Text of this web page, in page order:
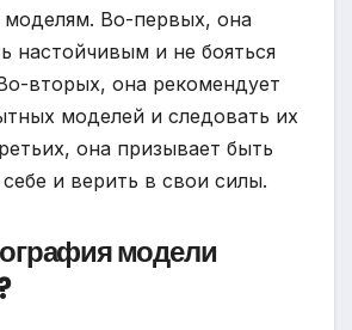
Во-первых, она
настойчивым и не бояться
вторых, она рекомендует
моделей и следовать их
она призывает быть
и верить в свои силы.
модели